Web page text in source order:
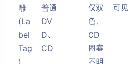
雕
(La
bel
Tag
)
普通
DV
D、
CD
仅双
色，
CD
图案
不明
可见